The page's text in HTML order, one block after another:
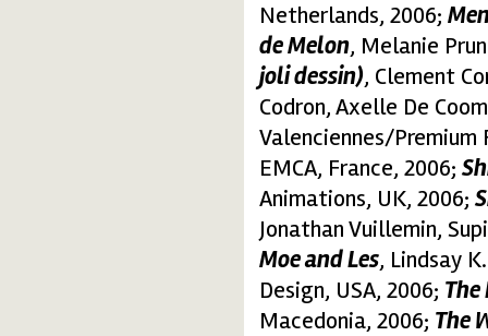
Netherlands, 2006;
de Melon, Melanie
joli dessin), Clement
Codron, Axelle De
Valenciennes/Premium
EMCA, France, 2006;
Animations, UK, 2006;
Jonathan Vuillemin,
Moe and Les, Lindsay
Design, USA, 2006; The
Macedonia, 2006; The